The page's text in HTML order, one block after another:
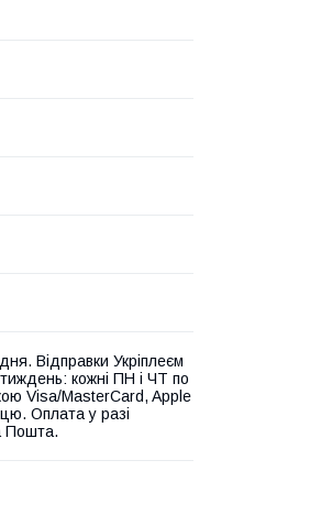
Відправки Укріплеєм
кожні ПН і ЧТ по
Visa/MasterCard, Apple
Оплата у разі
Пошта.